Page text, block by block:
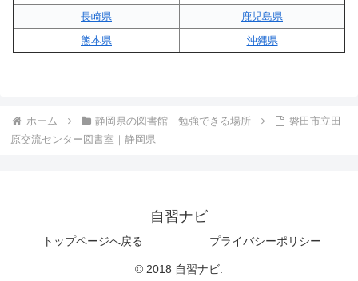
長崎県
鹿児島県
熊本県
沖縄県
ホーム 静岡県の図書館｜勉強できる場所
磐田市立田
原交流センター図書室｜静岡県
自習ナビ
トップページへ戻る プライバシーポリシー
© 2018 自習ナビ.